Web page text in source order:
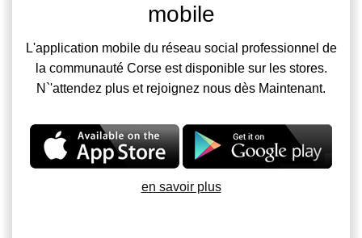
mobile
L'application mobile du réseau social professionnel de
la communauté Corse est disponible sur les stores.
N`'attendez plus et rejoignez nous dès Maintenant.
en savoir plus